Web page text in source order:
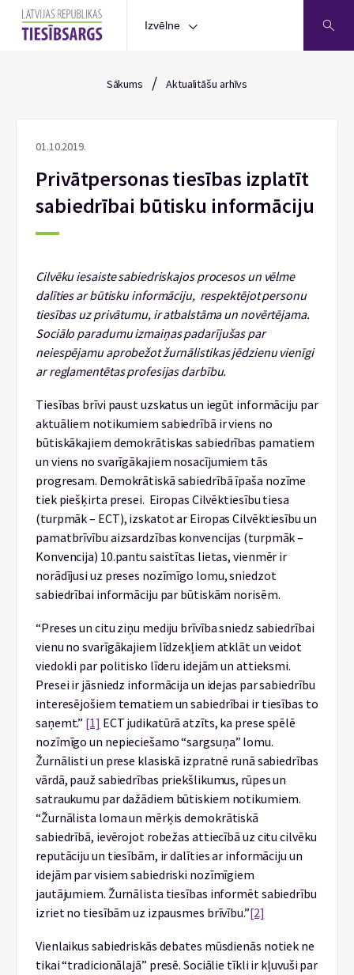
Izvēlne
Sākums / Aktualitāšu arhīvs
01.10.2019.
Privātpersonas tiesības izplatīt
sabiedrībai būtisku informāciju
Cilvēku iesaiste sabiedriskajos procesos un vēlme
dalīties ar būtisku informāciju, respektējot personu
tiesības uz privātumu, ir atbalstāma un novērtējama.
Sociālo paradumu izmaiņas padarījušas par
neiespējamu aprobežot žurnālistikas jēdzienu vienīgi
ar reglamentētas profesijas darbību.
Tiesības brīvi paust uzskatus un iegūt informāciju par
aktuāliem notikumiem sabiedrībā ir viens no
būtiskākajiem demokrātiskas sabiedrības pamatiem
un viens no svarīgākajiem nosacījumiem tās
progresam. Demokrātiskā sabiedrībā īpaša nozīme
tiek piešķirta presei. Eiropas Cilvēktiesību tiesa
(turpmāk – ECT), izskatot ar Eiropas Cilvēktiesību un
pamatbrīvību aizsardzības konvencijas (turpmāk –
Konvencija) 10.pantu saistītas lietas, vienmēr ir
norādījusi uz preses nozīmīgo lomu, sniedzot
sabiedrībai informāciju par būtiskām norisēm.
“Preses un citu ziņu mediju brīvība sniedz sabiedrībai
vienu no svarīgākajiem līdzekļiem atklāt un veidot
viedokli par politisko līderu idejām un attieksmi.
Presei ir jāsniedz informācija un idejas par sabiedrību
interesējošiem tematiem un sabiedrībai ir tiesības to
saņemt.” [1] ECT judikatūrā atzīts, ka prese spēlē
nozīmīgo un nepieciešamo “sargsuņa” lomu.
Žurnālisti un prese klasiskā izpratnē runā sabiedrības
vārdā, pauž sabiedrības priekšlikumus, rūpes un
satraukumu par dažādiem būtiskiem notikumiem.
“Žurnālista loma un mērķis demokrātiskā
sabiedrībā, ievērojot robežas attiecībā uz citu cilvēku
reputāciju un tiesībām, ir dalīties ar informāciju un
idejām par visiem sabiedriski nozīmīgiem
jautājumiem. Žurnālista tiesības informēt sabiedrību
izriet no tiesībām uz izpausmes brīvību.”[2]
Vienlaikus sabiedriskās debates mūsdienās notiek ne
tikai “tradicionālajā” presē. Sociālie tīkli ir kļuvuši par